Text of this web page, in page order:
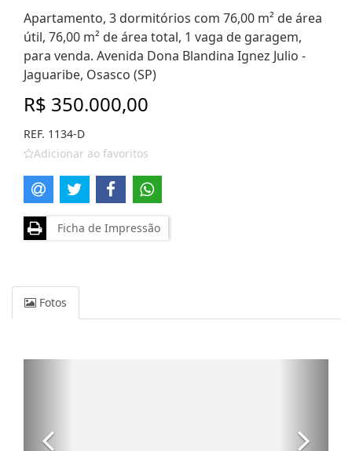
Apartamento, 3 dormitórios com 76,00 m² de área
útil, 76,00 m² de área total, 1 vaga de garagem,
para venda. Avenida Dona Blandina Ignez Julio -
Jaguaribe, Osasco (SP)
R$ 350.000,00
REF. 1134-D
Adicionar ao favoritos
Ficha de Impressão
Fotos